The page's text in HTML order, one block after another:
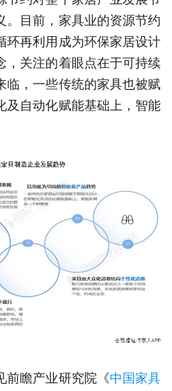
。目前，家具业的资源节约
环再利用成为环保家居设计
，关注的着眼点在于可持续
临，一些传统的家具也被赋
及自动化赋能基础上，智能
前瞻产业研究院《中国家具